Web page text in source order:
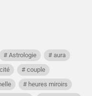
Astrologie
aura
couple
heures miroirs